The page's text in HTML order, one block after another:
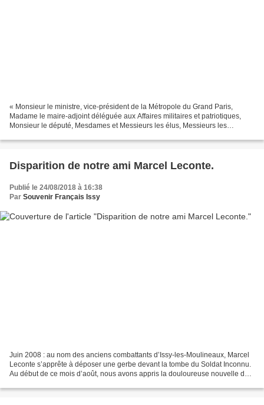
« Monsieur le ministre, vice-président de la Métropole du Grand Paris,
Madame le maire-adjoint déléguée aux Affaires militaires et patriotiques,
Monsieur le député, Mesdames et Messieurs les élus, Messieurs les
Disparition de notre ami Marcel Leconte.
Publié le 24/08/2018 à 16:38
Par Souvenir Français Issy
Juin 2008 : au nom des anciens combattants d’Issy-les-Moulineaux, Marcel
Leconte s’apprête à déposer une gerbe devant la tombe du Soldat Inconnu.
Au début de ce mois d’août, nous avons appris la douloureuse nouvelle de